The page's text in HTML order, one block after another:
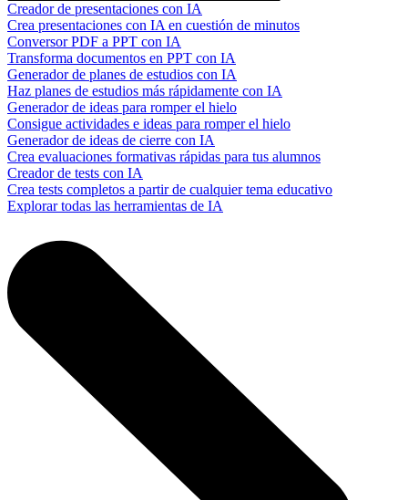
Creador de presentaciones con IA
Crea presentaciones con IA en cuestión de minutos
Conversor PDF a PPT con IA
Transforma documentos en PPT con IA
Generador de planes de estudios con IA
Haz planes de estudios más rápidamente con IA
Generador de ideas para romper el hielo
Consigue actividades e ideas para romper el hielo
Generador de ideas de cierre con IA
Crea evaluaciones formativas rápidas para tus alumnos
Creador de tests con IA
Crea tests completos a partir de cualquier tema educativo
Explorar todas las herramientas de IA